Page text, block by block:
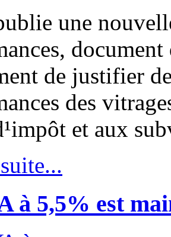
une
de justifier
des
et aux
à 5,5% est